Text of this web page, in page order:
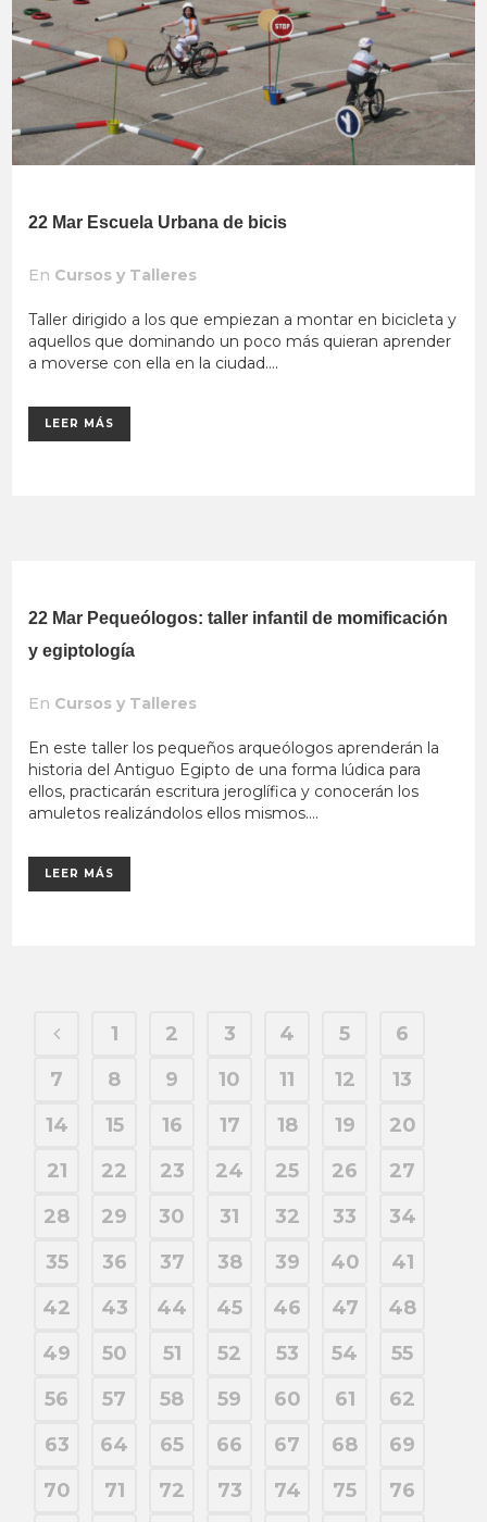
22 Mar Escuela Urbana de bicis
En Cursos y Talleres
Taller dirigido a los que empiezan a montar en bicicleta y
aquellos que dominando un poco más quieran aprender
a moverse con ella en la ciudad....
LEER MÁS
22 Mar Pequeólogos: taller infantil de momificación
y egiptología
En Cursos y Talleres
En este taller los pequeños arqueólogos aprenderán la
historia del Antiguo Egipto de una forma lúdica para
ellos, practicarán escritura jeroglífica y conocerán los
amuletos realizándolos ellos mismos....
LEER MÁS
1 2 3 4 5
6
7
8 9 10 11 12
13
14
15 16 17 18 19
20
21
22 23 24 25 26
27
28
29 30 31 32 33
34
35
36 37 38 39 40
41
42
43 44 45 46 47
48
49
50 51 52 53 54
55
56
57 58 59 60 61
62
63
64 65 66 67 68
69
70
71 72 73 74 75
76